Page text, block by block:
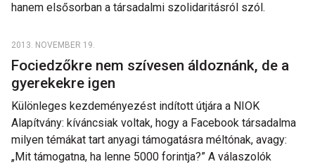
hanem elsősorban a társadalmi szolidaritásról szól.
2013. NOVEMBER 19.
Fociedzőkre nem szívesen áldoznánk, de a
gyerekekre igen
Különleges kezdeményezést indított útjára a NIOK
Alapítvány: kíváncsiak voltak, hogy a Facebook társadalma
milyen témákat tart anyagi támogatásra méltónak, avagy:
„Mit támogatna, ha lenne 5000 forintja?” A válaszolók